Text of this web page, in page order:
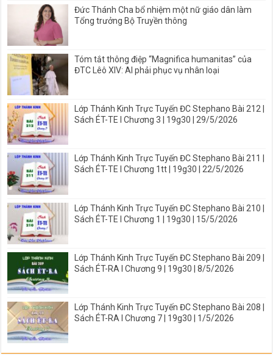
Đức Thánh Cha bổ nhiệm một nữ giáo dân làm
Tổng trưởng Bộ Truyền thông
Tóm tắt thông điệp “Magnifica humanitas” của
ĐTC Lêô XIV: AI phải phục vụ nhân loại
Lớp Thánh Kinh Trực Tuyến ĐC Stephano Bài 212 |
Sách ÉT-TE I Chương 3 | 19g30 | 29/5/2026
Lớp Thánh Kinh Trực Tuyến ĐC Stephano Bài 211 |
Sách ÉT-TE I Chương 1tt | 19g30 | 22/5/2026
Lớp Thánh Kinh Trực Tuyến ĐC Stephano Bài 210 |
Sách ÉT-TE I Chương 1 | 19g30 | 15/5/2026
Lớp Thánh Kinh Trực Tuyến ĐC Stephano Bài 209 |
Sách ÉT-RA I Chương 9 | 19g30 | 8/5/2026
Lớp Thánh Kinh Trực Tuyến ĐC Stephano Bài 208 |
Sách ÉT-RA I Chương 7 | 19g30 | 1/5/2026